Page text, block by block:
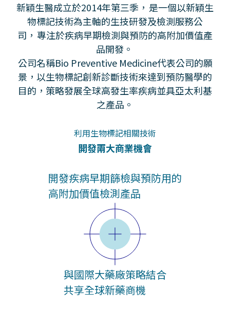
新穎生醫成立於2014年第三季， 是一個以新穎生
物標記技術為主軸的生技研發及檢測服務公
司， 專注於疾病早期檢測與預防的高附加價值產
品開發。
公司名稱Bio Preventive Medicine代表公司的願
景，以生物標記創新診斷技術來達到預防醫學的
目的，策略發展全球高發生率疾病並具亞太利基
之產品。
利用生物標記相關技術
開發兩大商業機會
開發疾病早期篩檢與預防用的
高附加價值檢測產品
與國際大藥廠策略結合
共享全球新藥商機